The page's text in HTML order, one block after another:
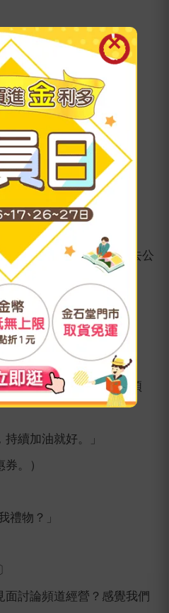
識的人約我單獨見面
道訂閱數才會增加呢？去公
來到這個聊天室。」
近訂閱數沒增加讓我很煩
續加油就好。」
。）
禮物？」
面討論頻道經營？感覺我們